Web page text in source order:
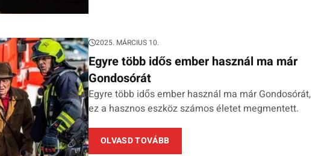
2025. MÁRCIUS 10.
Egyre több idős ember használ ma már
Gondosórát
Egyre több idős ember használ ma már Gondosórát,
ez a hasznos eszköz számos életet megmentett.
OLVASD TOVÁBB